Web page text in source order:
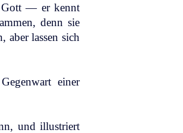
Gott — er kennt
denn sie
lassen sich
einer
und illustriert